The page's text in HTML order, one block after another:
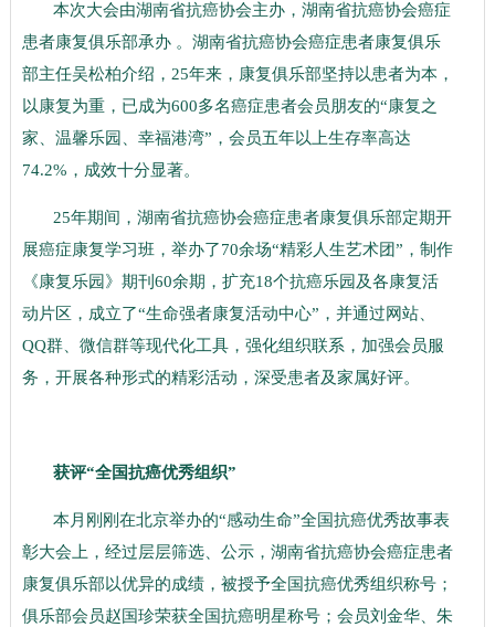
本次大会由湖南省抗癌协会主办，湖南省抗癌协会癌症
患者康复俱乐部承办 。湖南省抗癌协会癌症患者康复俱乐
部主任吴松柏介绍，25年来，康复俱乐部坚持以患者为本，
以康复为重，已成为600多名癌症患者会员朋友的“康复之
家、温馨乐园、幸福港湾”，会员五年以上生存率高达
74.2%，成效十分显著。
25年期间，湖南省抗癌协会癌症患者康复俱乐部定期开
展癌症康复学习班，举办了70余场“精彩人生艺术团”，制作
《康复乐园》期刊60余期，扩充18个抗癌乐园及各康复活
动片区，成立了“生命强者康复活动中心”，并通过网站、
QQ群、微信群等现代化工具，强化组织联系，加强会员服
务，开展各种形式的精彩活动，深受患者及家属好评。
获评“全国抗癌优秀组织”
本月刚刚在北京举办的“感动生命”全国抗癌优秀故事表
彰大会上，经过层层筛选、公示，湖南省抗癌协会癌症患者
康复俱乐部以优异的成绩，被授予全国抗癌优秀组织称号；
俱乐部会员赵国珍荣获全国抗癌明星称号；会员刘金华、朱